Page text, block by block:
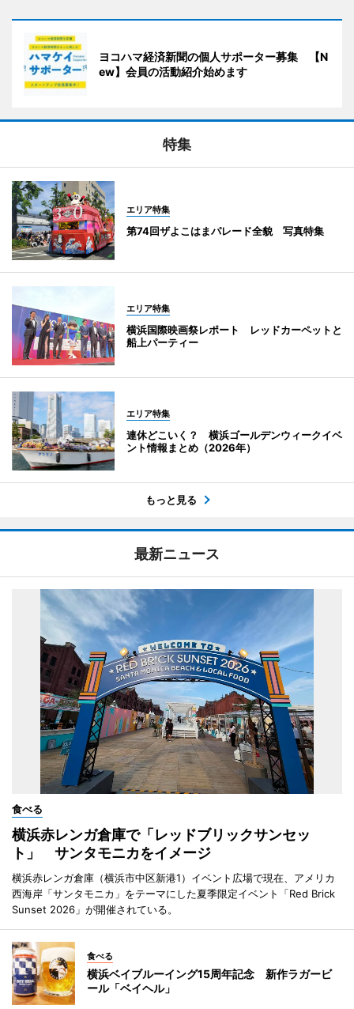
ヨコハマ経済新聞の個人サポーター募集 【N
ew】会員の活動紹介始めます
特集
エリア特集
第74回ザよこはまパレード全貌 写真特集
エリア特集
横浜国際映画祭レポート レッドカーペットと
船上パーティー
エリア特集
連休どこいく？ 横浜ゴールデンウィークイベ
ント情報まとめ（2026年）
もっと見る
最新ニュース
食べる
横浜赤レンガ倉庫で「レッドブリックサンセッ
ト」 サンタモニカをイメージ
横浜赤レンガ倉庫（横浜市中区新港1）イベント広場で現在、アメリカ
西海岸「サンタモニカ」をテーマにした夏季限定イベント「Red Brick
Sunset 2026」が開催されている。
食べる
横浜ベイブルーイング15周年記念 新作ラガービ
ール「ベイヘル」